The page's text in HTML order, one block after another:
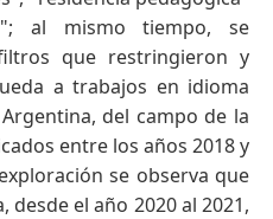
al mismo tiempo, se
que restringieron y
a trabajos en idioma
del campo de la
entre los años 2018 y
se observa que
el año 2020 al 2021,